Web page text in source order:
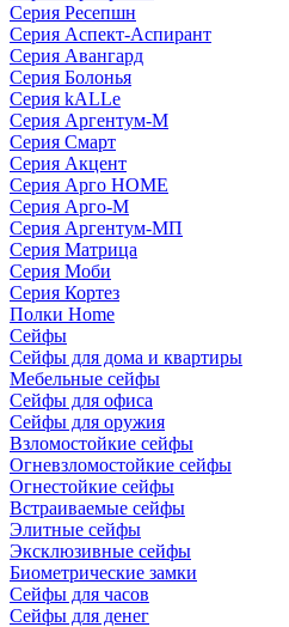
Серия Ресепшн
Серия Аспект-Аспирант
Серия Авангард
Серия Болонья
Серия kALLe
Серия Аргентум-М
Серия Смарт
Серия Акцент
Серия Арго HOME
Серия Арго-М
Серия Аргентум-МП
Серия Матрица
Серия Моби
Серия Кортез
Полки Home
Сейфы
Сейфы для дома и квартиры
Мебельные сейфы
Сейфы для офиса
Сейфы для оружия
Взломостойкие сейфы
Огневзломостойкие сейфы
Огнестойкие сейфы
Встраиваемые сейфы
Элитные сейфы
Эксклюзивные сейфы
Биометрические замки
Сейфы для часов
Сейфы для денег